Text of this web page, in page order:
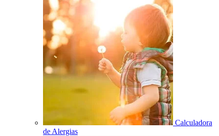
Calculadora
de Alergias